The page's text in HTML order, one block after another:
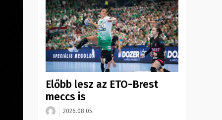
Előbb lesz az ETO-Brest
meccs is
2026.08.05.